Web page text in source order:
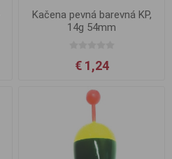
Kačena pevná barevná KP,
14g 54mm
€ 1,24